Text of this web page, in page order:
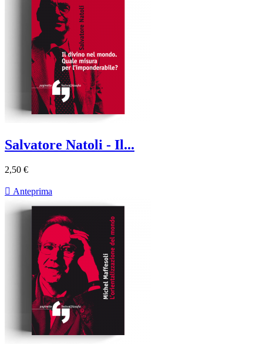
Salvatore Natoli - Il...
2,50 €
 Anteprima